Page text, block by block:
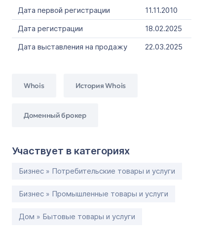
Дата первой регистрации
11.11.2010
Дата регистрации
18.02.2025
Дата выставления на продажу
22.03.2025
Whois История Whois
Доменный брокер
Участвует в категориях
Бизнес » Потребительские товары и услуги
Бизнес » Промышленные товары и услуги
Дом » Бытовые товары и услуги